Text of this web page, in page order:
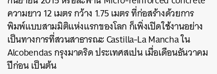
ความยาว 12 เมตร กว้าง 1.75 เมตร ที่ก่อสร้างด้วยการ
พิมพ์แบบสามมิติแห่งแรกของโลก ก็เพิ่งเปิดใช้งานอย่าง
เป็นทางการที่สวนสาธารณะ Castilla-La Mancha ใน
Alcobendas กรุงมาดริด ประเทศสเปน เมื่อเดือนธันวาคม
ปีก่อน เป็นต้น